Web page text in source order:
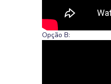
Opção B: